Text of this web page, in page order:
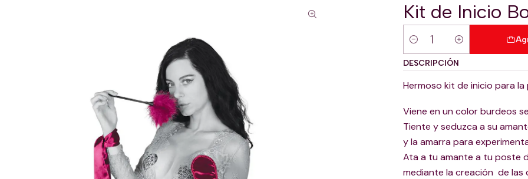
Kit de Inicio
Cantidad
DESCRIPCIÓN
Hermoso kit de inicio para
Viene en un color burdeos
Tiente y seduzca a su
y la amarra para
Ata a tu amante a tu poste
mediante la creación de las